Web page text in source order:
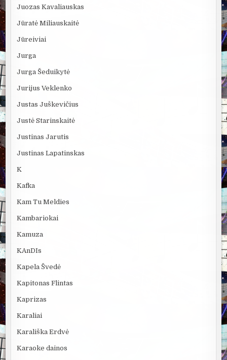
Juozas Kavaliauskas
Jūratė Miliauskaitė
Jūreiviai
Jurga
Jurga Šeduikytė
Jurijus Veklenko
Justas Juškevičius
Justė Starinskaitė
Justinas Jarutis
Justinas Lapatinskas
K
Kafka
Kam Tu Meldies
Kambariokai
Kamuza
KAnDIs
Kapela Švedė
Kapitonas Flintas
Kaprizas
Karaliai
Karališka Erdvė
Karaoke dainos